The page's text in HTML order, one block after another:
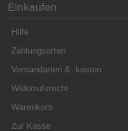
Einkaufen
Hilfe
Zahlungsarten
Versandarten & -kosten
Widerrufsrecht
Warenkorb
Zur Kasse